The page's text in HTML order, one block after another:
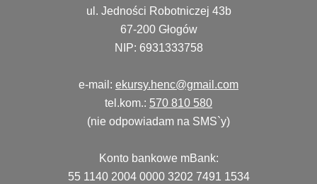
ul. Jedności Robotniczej 43b
67-200 Głogów
NIP: 6931333758
e-mail: ekursy.henc@gmail.com
tel.kom.: 570 810 580
(nie odpowiadam na SMS`y)
Konto bankowe mBank:
55 1140 2004 0000 3202 7491 1534